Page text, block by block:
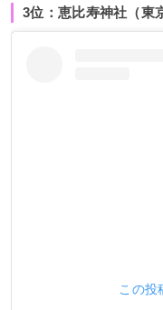
3位：恵比寿神社（東
この投